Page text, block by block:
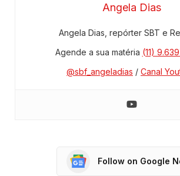
Angela Dias
Angela Dias, repórter SBT e
Agende a sua matéria (11)
@sbf_angeladias / Canal
Follow on Google